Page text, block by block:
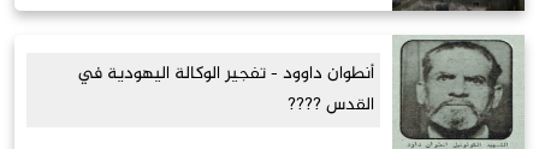
أنطوان داوود - تفجير الوكالة اليهودية في
القدس ????